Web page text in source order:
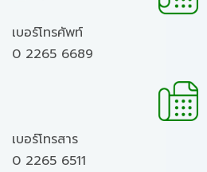
เบอร์โทรศัพท์
0 2265 6689
เบอร์โทรสาร
0 2265 6511